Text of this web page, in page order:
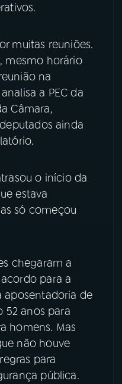
muitas reuniões.
mesmo horário
na
a PEC da
Câmara,
ainda
o início da
estava
só começou
chegaram a
para a
aposentadoria de
52 anos para
homens. Mas
não houve
para
pública.